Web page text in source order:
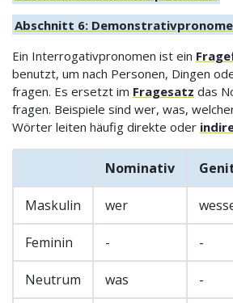
Abschnitt 6:
Ein Interrogativpronomen ist ein
benutzt, um nach Personen, Dingen
fragen. Es ersetzt im Fragesatz das
fragen. Beispiele sind wer, was,
Wörter leiten häufig direkte oder
Nominativ
Maskulin wer
Feminin - -
Neutrum was -